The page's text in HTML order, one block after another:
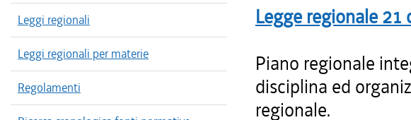
Leggi regionali
Leggi regionali per materie
Regolamenti
Legge regionale 21
Piano regionale
disciplina ed
regionale.